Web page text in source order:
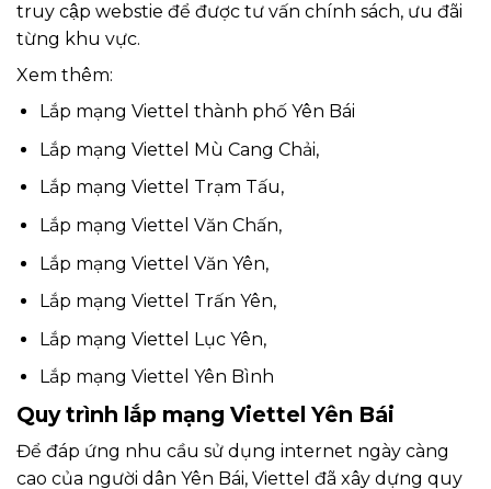
truy cập webstie để được tư vấn chính sách, ưu đãi
từng khu vực.
Xem thêm:
Lắp mạng Viettel thành phố Yên Bái
Lắp mạng Viettel Mù Cang Chải,
Lắp mạng Viettel Trạm Tấu,
Lắp mạng Viettel Văn Chấn,
Lắp mạng Viettel Văn Yên,
Lắp mạng Viettel Trấn Yên,
Lắp mạng Viettel Lục Yên,
Lắp mạng Viettel Yên Bình
Quy trình lắp mạng Viettel Yên Bái
Để đáp ứng nhu cầu sử dụng internet ngày càng
cao của người dân Yên Bái, Viettel đã xây dựng quy